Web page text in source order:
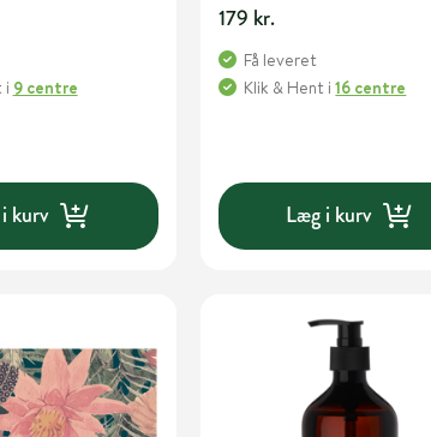
i 9 centre
kurv
179 kr.
Få leveret
Klik & Hent i16 centre
Læg i kurv